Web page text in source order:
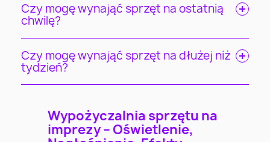
Czy mogę wynająć sprzęt na ostatnią
chwilę?
Czy mogę wynająć sprzęt na dłużej niż
tydzień?
Wypożyczalnia sprzętu na
imprezy – Oświetlenie,